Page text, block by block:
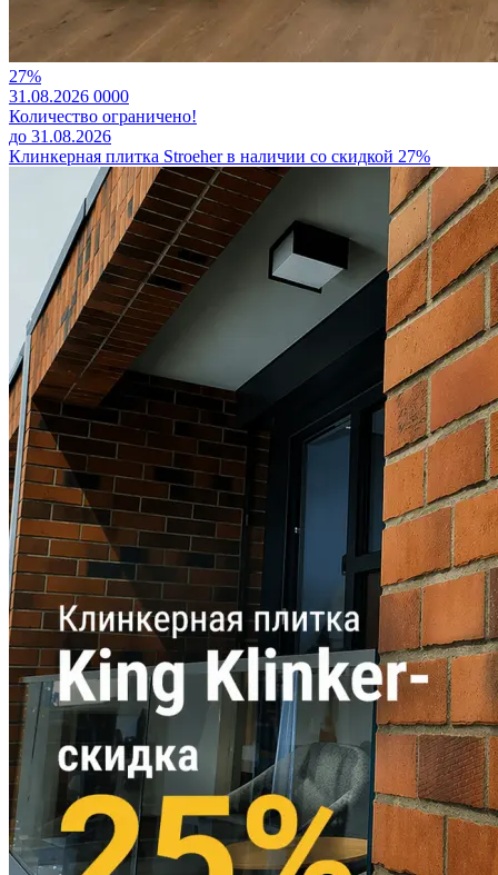
27%
31.08.2026 0000
Количество ограничено!
до 31.08.2026
Клинкерная плитка Stroeher в наличии со скидкой 27%